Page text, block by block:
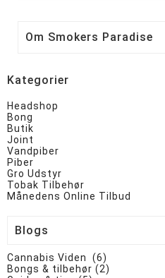
Om Smokers Paradise
Kategorier
Headshop
Bong
Butik
Joint
Vandpiber
Piber
Gro Udstyr
Tobak Tilbehør
Månedens Online Tilbud
Blogs
Cannabis Viden (6)
Bongs & tilbehør (2)